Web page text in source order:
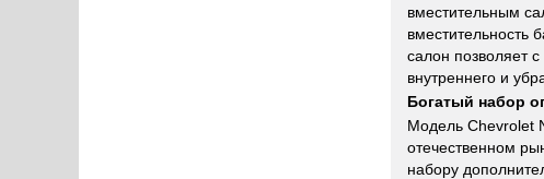
вместительным
вместительность
салон позволяет
внутреннего и
Богатый набор
Модель Chevrolet
отечественном
набору